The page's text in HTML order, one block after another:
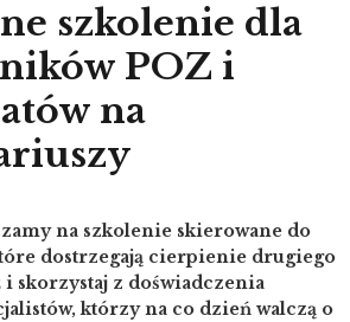
szkolenie dla
POZ i
na
na szkolenie skierowane do
dostrzegają cierpienie drugiego
i skorzystaj z doświadczenia
którzy na co dzień walczą o